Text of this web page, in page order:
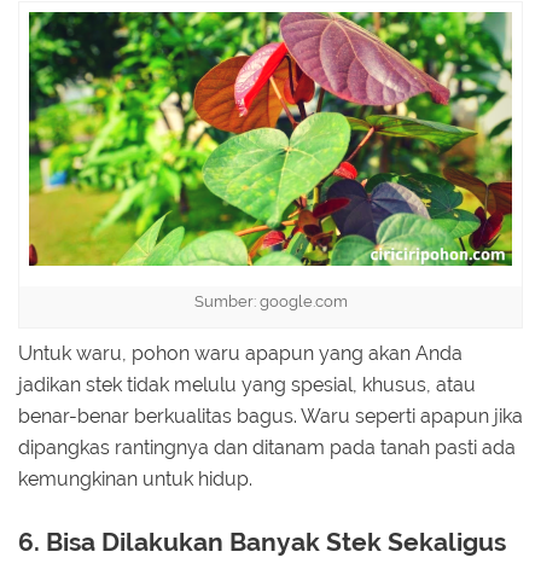
Sumber: google.com
Untuk waru, pohon waru apapun yang akan Anda
jadikan stek tidak melulu yang spesial, khusus, atau
benar-benar berkualitas bagus. Waru seperti apapun jika
dipangkas rantingnya dan ditanam pada tanah pasti ada
kemungkinan untuk hidup.
6. Bisa Dilakukan Banyak Stek Sekaligus